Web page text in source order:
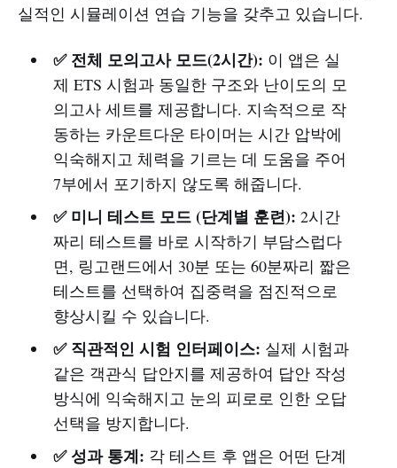
실적인 시뮬레이션 연습 기능을 갖추고 있습니다.
✅ 전체 모의고사 모드(2시간): 이 앱은 실
제 ETS 시험과 동일한 구조와 난이도의 모
의고사 세트를 제공합니다. 지속적으로 작
동하는 카운트다운 타이머는 시간 압박에
익숙해지고 체력을 기르는 데 도움을 주어
7부에서 포기하지 않도록 해줍니다.
✅ 미니 테스트 모드 (단계별 훈련): 2시간
짜리 테스트를 바로 시작하기 부담스럽다
면, 링고랜드에서 30분 또는 60분짜리 짧은
테스트를 선택하여 집중력을 점진적으로
향상시킬 수 있습니다.
✅ 직관적인 시험 인터페이스: 실제 시험과
같은 객관식 답안지를 제공하여 답안 작성
방식에 익숙해지고 눈의 피로로 인한 오답
선택을 방지합니다.
✅ 성과 통계: 각 테스트 후 앱은 어떤 단계